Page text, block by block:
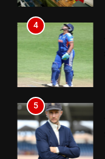
5
6